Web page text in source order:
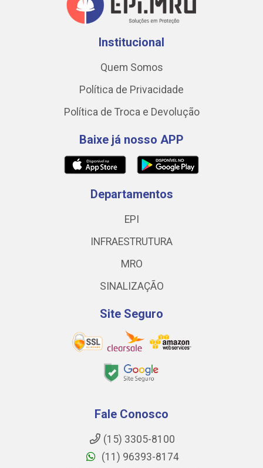
Institucional
Quem Somos
Política de Privacidade
Política de Troca e Devolução
Baixe já nosso APP
Departamentos
EPI
INFRAESTRUTURA
MRO
SINALIZAÇÃO
Site Seguro
Fale Conosco
(15) 3305-8100
(11) 96393-8174